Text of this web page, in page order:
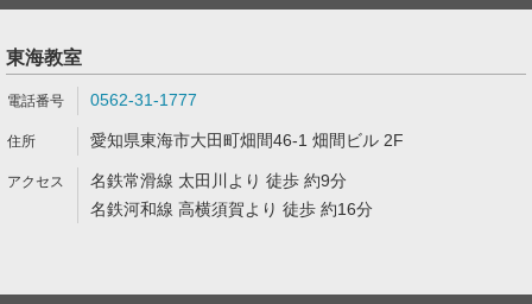
東海教室
0562-31-1777
愛知県東海市大田町畑間46-1 畑間ビル 2F
名鉄常滑線 太田川より 徒歩 約9分
名鉄河和線 高横須賀より 徒歩 約16分